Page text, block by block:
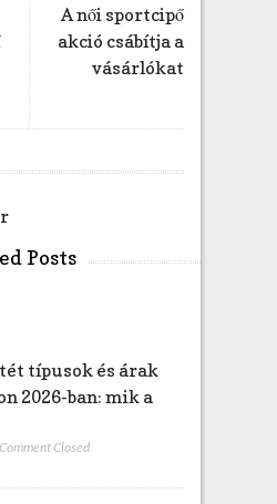
h
A női sportcipő
akció csábítja a
vásárlókat
Posts
típusok és árak
2026-ban: mik a
Comment Closed